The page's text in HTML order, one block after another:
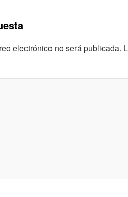
electrónico no será publicada.